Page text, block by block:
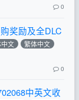
0
奖励及全DLC
文
繁体中文
0
中英文收